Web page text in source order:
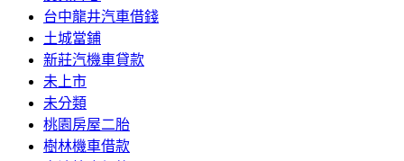
台中龍井汽車借錢
土城當鋪
新莊汽機車貸款
未上市
未分類
桃園房屋二胎
樹林機車借款